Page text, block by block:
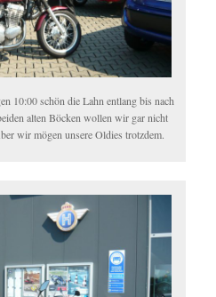
10:00 schön die Lahn entlang bis nach
alten Böcken wollen wir gar nicht
wir mögen unsere Oldies trotzdem.